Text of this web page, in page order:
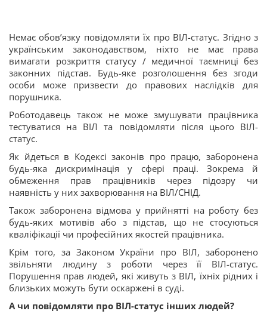
Немає обов’язку повідомляти їх про ВІЛ-статус. Згідно з
українським законодавством, ніхто не має права
вимагати розкриття статусу / медичної таємниці без
законних підстав. Будь-яке розголошення без згоди
особи може призвести до правових наслідків для
порушника.
Роботодавець також не може змушувати працівника
тестуватися на ВІЛ та повідомляти після цього ВІЛ-
статус.
Як йдеться в Кодексі законів про працю, заборонена
будь-яка дискримінація у сфері праці. Зокрема й
обмеження прав працівників через підозру чи
наявність у них захворювання на ВІЛ/СНІД.
Також заборонена відмова у прийнятті на роботу без
будь-яких мотивів або з підстав, що не стосуються
кваліфікації чи професійних якостей працівника.
Крім того, за Законом України про ВІЛ, заборонено
звільняти людину з роботи через її ВІЛ-статус.
Порушення прав людей, які живуть з ВІЛ, їхніх рідних і
близьких можуть бути оскаржені в суді.
А чи повідомляти про ВІЛ-статус інших людей?